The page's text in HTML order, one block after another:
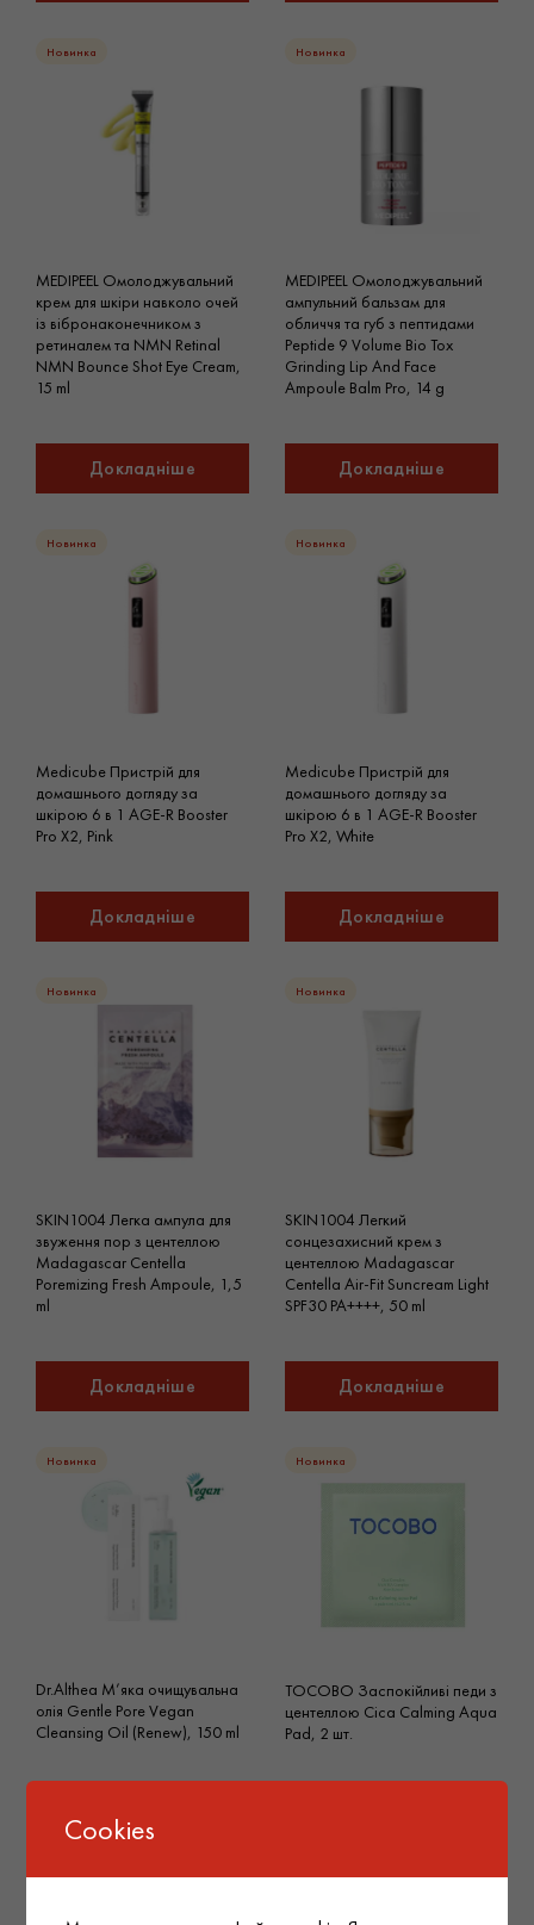
Новинка
MEDIPEEL Омолоджувальний
крем для шкіри навколо очей
із вібронаконечником з
ретиналем та NMN Retinal
NMN Bounce Shot Eye Cream,
15 ml
Докладніше
Новинка
MEDIPEEL Омолоджувальний
ампульний бальзам для
обличчя та губ з пептидами
Peptide 9 Volume Bio Tox
Grinding Lip And Face
Ampoule Balm Pro, 14 g
Докладніше
Новинка
Medicube Пристрій для
домашнього догляду за
шкірою 6 в 1 AGE-R Booster
Pro X2, Pink
Докладніше
Новинка
Medicube Пристрій для
домашнього догляду за
шкірою 6 в 1 AGE-R Booster
Pro X2, White
Докладніше
Новинка
SKIN1004 Легка ампула для
звуження пор з центеллою
Madagascar Centella
Poremizing Fresh Ampoule, 1,5
ml
Докладніше
Новинка
SKIN1004 Легкий
сонцезахисний крем з
центеллою Madagascar
Centella Air-Fit Suncream Light
SPF30 PA++++, 50 ml
Докладніше
Новинка
Dr.Althea М’яка очищувальна
олія Gentle Pore Vegan
Cleansing Oil (Renew), 150 ml
Докладніше
Новинка
TOCOBO Заспокійливі педи з
центеллою Cica Calming Aqua
Pad, 2 шт.
Cookies